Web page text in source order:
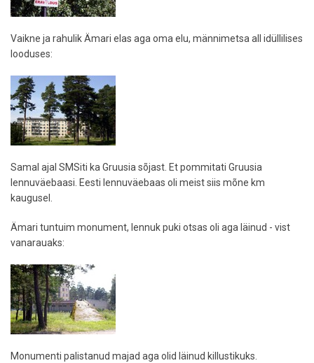
Vaikne ja rahulik Ämari elas aga oma elu, männimetsa all idüllilises
looduses:
Samal ajal SMSiti ka Gruusia sõjast. Et pommitati Gruusia
lennuväebaasi. Eesti lennuväebaas oli meist siis mõne km
kaugusel.
Ämari tuntuim monument, lennuk puki otsas oli aga läinud - vist
vanarauaks:
Monumenti palistanud majad aga olid läinud killustikuks.